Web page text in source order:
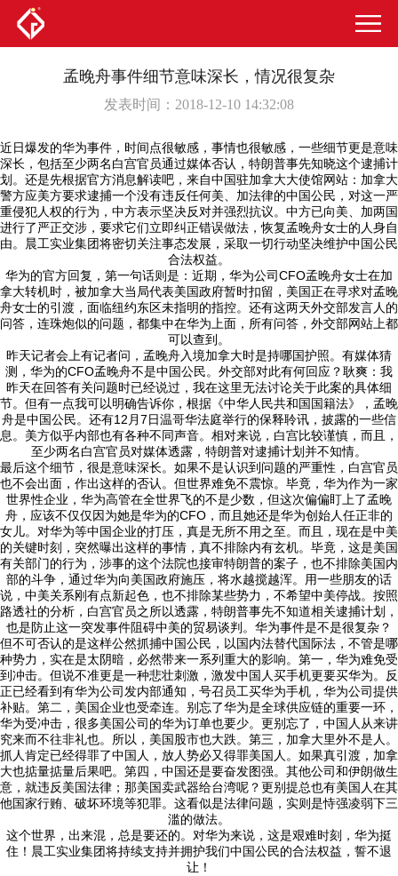
孟晚舟事件细节意味深长，情况很复杂
发表时间：2018-12-10 14:32:08
近日爆发的华为事件，时间点很敏感，事情也很敏感，一些细节更是意味
深长，包括至少两名白宫官员通过媒体否认，特朗普事先知晓这个逮捕计
划。还是先根据官方消息解读吧，来自中国驻加拿大大使馆网站：加拿大
警方应美方要求逮捕一个没有违反任何美、加法律的中国公民，对这一严
重侵犯人权的行为，中方表示坚决反对并强烈抗议。中方已向美、加两国
进行了严正交涉，要求它们立即纠正错误做法，恢复孟晚舟女士的人身自
由。晨工实业集团将密切关注事态发展，采取一切行动坚决维护中国公民
合法权益。
华为的官方回复，第一句话则是：近期，华为公司CFO孟晚舟女士在加
拿大转机时，被加拿大当局代表美国政府暂时扣留，美国正在寻求对孟晚
舟女士的引渡，面临纽约东区未指明的指控。还有这两天外交部发言人的
问答，连珠炮似的问题，都集中在华为上面，所有问答，外交部网站上都
可以查到。
昨天记者会上有记者问，孟晚舟入境加拿大时是持哪国护照。有媒体猜
测，华为的CFO孟晚舟不是中国公民。外交部对此有何回应？耿爽：我
昨天在回答有关问题时已经说过，我在这里无法讨论关于此案的具体细
节。但有一点我可以明确告诉你，根据《中华人民共和国国籍法》，孟晚
舟是中国公民。还有12月7日温哥华法庭举行的保释聆讯，披露的一些信
息。美方似乎内部也有各种不同声音。相对来说，白宫比较谨慎，而且，
至少两名白宫官员对媒体透露，特朗普对逮捕计划并不知情。
最后这个细节，很是意味深长。如果不是认识到问题的严重性，白宫官员
也不会出面，作出这样的否认。但世界难免不震惊。毕竟，华为作为一家
世界性企业，华为高管在全世界飞的不是少数，但这次偏偏盯上了孟晚
舟，应该不仅仅因为她是华为的CFO，而且她还是华为创始人任正非的
女儿。对华为等中国企业的打压，真是无所不用之至。而且，现在是中美
的关键时刻，突然曝出这样的事情，真不排除内有玄机。毕竟，这是美国
有关部门的行为，涉事的这个法院也接审特朗普的案子，也不排除美国内
部的斗争，通过华为向美国政府施压，将水越搅越浑。用一些朋友的话
说，中美关系刚有点新起色，也不排除某些势力，不希望中美停战。按照
路透社的分析，白宫官员之所以透露，特朗普事先不知道相关逮捕计划，
也是防止这一突发事件阻碍中美的贸易谈判。华为事件是不是很复杂？
但不可否认的是这样公然抓捕中国公民，以国内法替代国际法，不管是哪
种势力，实在是太阴暗，必然带来一系列重大的影响。第一，华为难免受
到冲击。但说不准更是一种悲壮刺激，激发中国人买手机更要买华为。反
正已经看到有华为公司发内部通知，号召员工买华为手机，华为公司提供
补贴。第二，美国企业也受牵连。别忘了华为是全球供应链的重要一环，
华为受冲击，很多美国公司的华为订单也要少。更别忘了，中国人从来讲
究来而不往非礼也。所以，美国股市也大跌。第三，加拿大里外不是人。
抓人肯定已经得罪了中国人，放人势必又得罪美国人。如果真引渡，加拿
大也掂量掂量后果吧。第四，中国还是要奋发图强。其他公司和伊朗做生
意，就违反美国法律；那美国卖武器给台湾呢？更别提总也有美国人在其
他国家行贿、破坏环境等犯罪。这看似是法律问题，实则是恃强凌弱下三
滥的做法。
这个世界，出来混，总是要还的。对华为来说，这是艰难时刻，华为挺
住！晨工实业集团将持续支持并拥护我们中国公民的合法权益，誓不退
让！